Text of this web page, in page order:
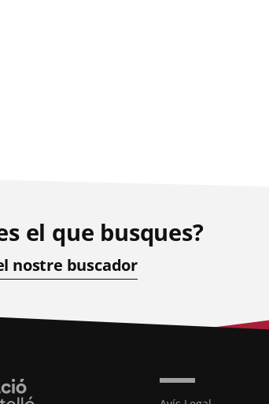
el que busques?
nostre buscador